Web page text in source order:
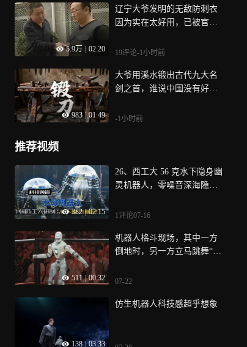
5.9万 02:20
辽宁大爷发明的无敌防刺衣
因为实在太好用，已被官方
19评论-1小时前
983 | 01:49
大爷用溪水锻出古代九大名
剑之首，谁说中国没有好锻
-1小时前
推荐视频
382 | 02:15
26、西工大 56 克水下隐身幽
灵机器人，零噪音深海隐蔽
1评论07-16
511 | 00:32
机器人格斗现场，其中一方
倒地时，另一方立马跳舞“嘲
MVP结算画面
07-22
138 | 03:33
仿生机器人科技感超乎想象